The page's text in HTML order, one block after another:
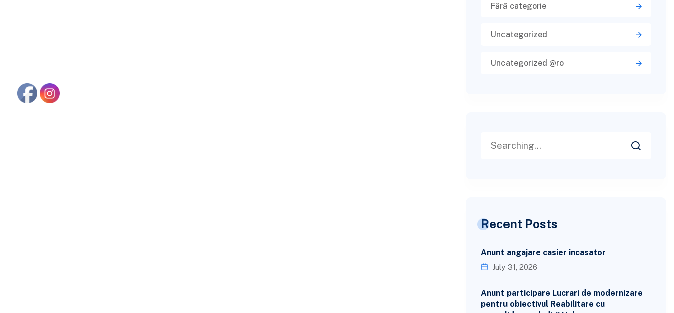
Fără categorie
Uncategorized
Uncategorized @ro
Recent Posts
Anunt angajare casier incasator
July 31, 2026
Anunt participare Lucrari de modernizare
pentru obiectivul Reabilitare cu